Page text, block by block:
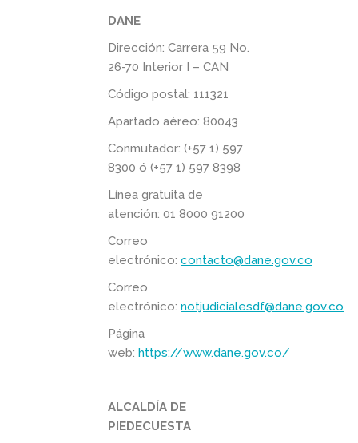
DANE
Dirección: Carrera 59 No.
26-70 Interior I – CAN
Código postal: 111321
Apartado aéreo: 80043
Conmutador: (+57 1) 597
8300 ó (+57 1) 597 8398
Línea gratuita de
atención: 01 8000 91200
Correo
electrónico: contacto@dane.gov.co
Correo
electrónico: notjudicialesdf@dane.gov.co
Página
web: https://www.dane.gov.co/
ALCALDÍA DE
PIEDECUESTA